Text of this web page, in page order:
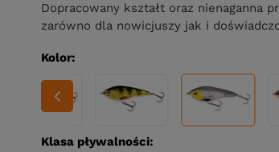
Dopracowany kształt oraz nienaganna
zarówno dla nowicjuszy jak i
Kolor
Klasa pływalności